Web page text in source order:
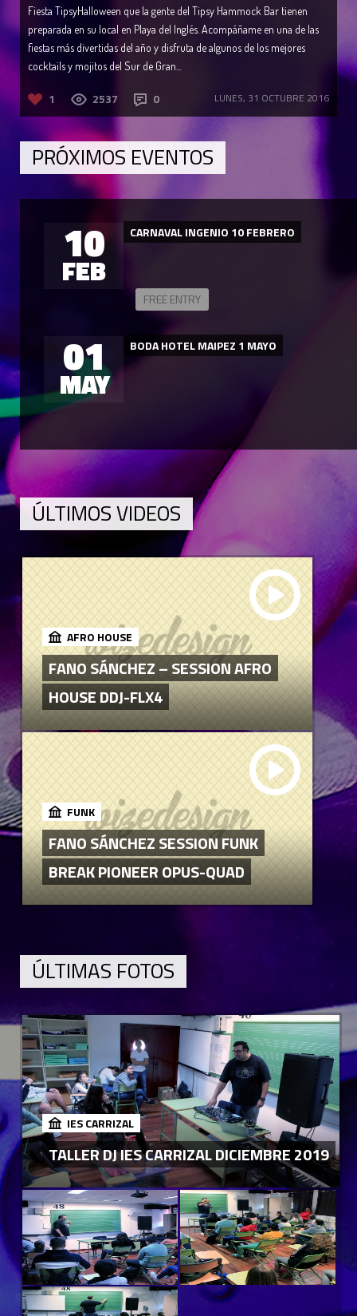
Fiesta TipsyHalloween que la gente del Tipsy Hammock Bar tienen
preparada en su local en Playa del Inglés. Acompáñame en una de las
fiestas más divertidas del año y disfruta de algunos de los mejores
cocktails y mojitos del Sur de Gran...
1 2537 0 LUNES, 31 OCTUBRE 2016
PRÓXIMOS EVENTOS
10
FEB
CARNAVAL INGENIO 10 FEBRERO
FREE ENTRY
01
MAY
BODA HOTEL MAIPEZ 1 MAYO
ÚLTIMOS VIDEOS
AFRO HOUSE
FANO SÁNCHEZ – SESSION AFRO
HOUSE DDJ-FLX4
FUNK
FANO SÁNCHEZ SESSION FUNK
BREAK PIONEER OPUS-QUAD
ÚLTIMAS FOTOS
IES CARRIZAL
TALLER DJ IES CARRIZAL DICIEMBRE 2019